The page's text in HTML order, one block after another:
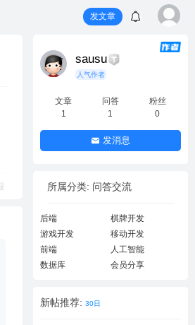
发文章
sausu
人气作者
文章
1
问答
1
粉丝
0
发消息
所属分类: 问答交流
后端
棋牌开发
游戏开发
移动开发
前端
人工智能
数据库
会员分享
新帖推荐: 30日